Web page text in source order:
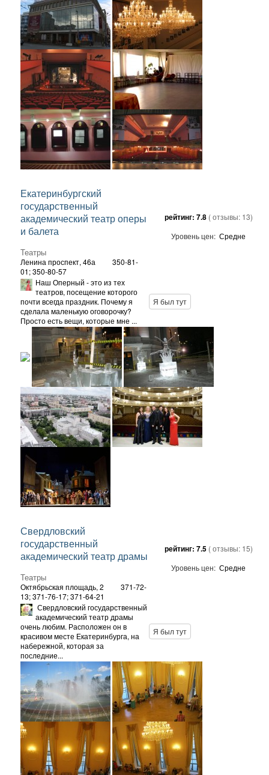
Екатеринбургский
государственный
академический театр оперы
и балета
Театры
Ленина проспект, 46а
350-81-
01; 350-80-57
рейтинг: 7.8 ( отзывы: 13)
Уровень цен: Средне
Наш Оперный - это из тех
театров, посещение которого
почти всегда праздник. Почему я
сделала маленькую оговорочку?
Просто есть вещи, которые мне ...
Я был тут
Свердловский
государственный
академический театр драмы
Театры
Октябрьская площадь, 2
371-72-
13; 371-76-17; 371-64-21
рейтинг: 7.5 ( отзывы: 15)
Уровень цен: Средне
Свердловский государственный
академический театр драмы
очень любим. Расположен он в
красивом месте Екатеринбурга, на
набережной, которая за
последние...
Я был тут